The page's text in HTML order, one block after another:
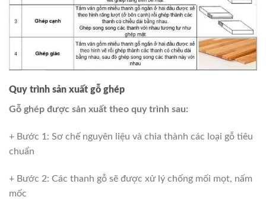
Quy trình sản xuất gỗ ghép
Gỗ ghép được sản xuất theo quy trình sau:
+ Bước 1: Sơ chế nguyên liệu và chia thành các loại gỗ tiêu
chuẩn
+ Bước 2: Các thanh gỗ sẽ được xử lý chống mối mọt, nấm
mốc